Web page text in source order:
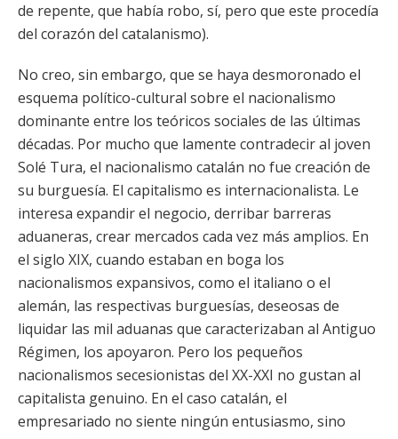
de repente, que había robo, sí, pero que este procedía
del corazón del catalanismo).
No creo, sin embargo, que se haya desmoronado el
esquema político-cultural sobre el nacionalismo
dominante entre los teóricos sociales de las últimas
décadas. Por mucho que lamente contradecir al joven
Solé Tura, el nacionalismo catalán no fue creación de
su burguesía. El capitalismo es internacionalista. Le
interesa expandir el negocio, derribar barreras
aduaneras, crear mercados cada vez más amplios. En
el siglo XIX, cuando estaban en boga los
nacionalismos expansivos, como el italiano o el
alemán, las respectivas burguesías, deseosas de
liquidar las mil aduanas que caracterizaban al Antiguo
Régimen, los apoyaron. Pero los pequeños
nacionalismos secesionistas del XX-XXI no gustan al
capitalista genuino. En el caso catalán, el
empresariado no siente ningún entusiasmo, sino